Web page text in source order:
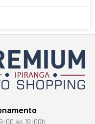
às 19:00h